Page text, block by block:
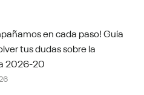
en cada paso! Guía
tus dudas sobre la
2026-20